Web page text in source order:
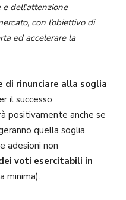
dell’attenzione
con l’obiettivo di
ed accelerare la
di rinunciare alla soglia
il successo
positivamente anche se
quella soglia.
adesioni non
voti esercitabili in
minima).